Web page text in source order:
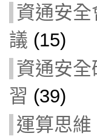
資通安全
議 (15)
資通安全
習 (39)
運算思維